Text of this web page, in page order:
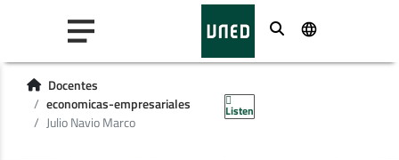
Buscar
Docentes
economicas-empresariales
Julio Navio Marco
Listen